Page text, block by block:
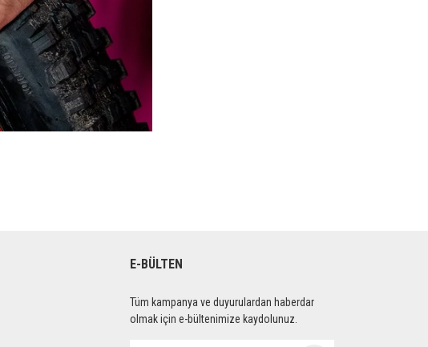
E-BÜLTEN
Tüm kampanya ve duyurulardan haberdar
olmak için e-bültenimize kaydolunuz.